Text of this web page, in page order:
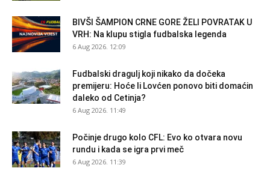
BIVŠI ŠAMPION CRNE GORE ŽELI POVRATAK U
VRH: Na klupu stigla fudbalska legenda
6 Aug 2026. 12:09
Fudbalski dragulj koji nikako da dočeka
premijeru: Hoće li Lovćen ponovo biti domaćin
daleko od Cetinja?
6 Aug 2026. 11:49
Počinje drugo kolo CFL: Evo ko otvara novu
rundu i kada se igra prvi meč
6 Aug 2026. 11:39